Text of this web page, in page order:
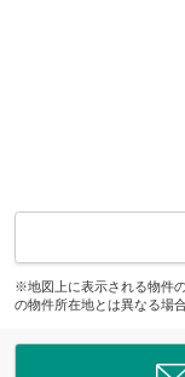
※地図上に表示される物件
の物件所在地とは異なる場